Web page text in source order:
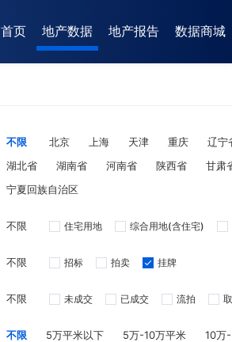
首页 地产数据 地产报告 数据商城
不限 北京 上海 天津 重庆
辽宁
湖北省
湖南省 河南省 陕西省
甘肃
宁夏回族自治区
不限 住宅用地 综合用地(含住宅)
不限 招标 拍卖 挂牌
不限 未成交 已成交 流拍
不限 5万平米以下 5万-10万平米 10万